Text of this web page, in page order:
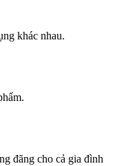
khác nhau.
đãng cho cả gia đình